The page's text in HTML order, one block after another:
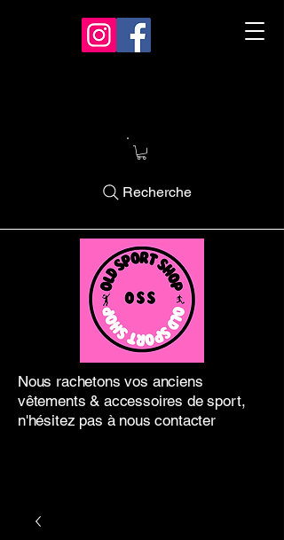
Nous rachetons vos anciens
vêtements & accessoires de sport,
n'hésitez pas à nous contacter
Recherche